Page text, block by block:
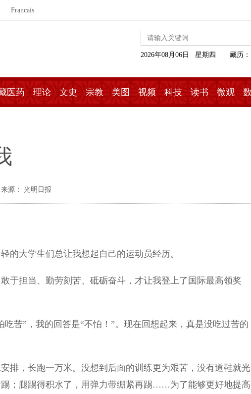
Francais
2026年08月06日 星期四 藏历
医药 理论 文史 宗教 美图 视频 科技 读书 微观
来源： 光明日报
大学生们总让我想起自己的运动员经历。
担当、勤劳刻苦、砥砺奋斗，才让我登上了国际最高领奖
”，我的回答是“不怕！”。现在回想起来，真是没吃过苦的
，长跑一万米。没想到后面的训练更为艰苦，没有道鞋就光
；腿踢得积水了，用弹力带绷紧再踢……为了能够更好地提高